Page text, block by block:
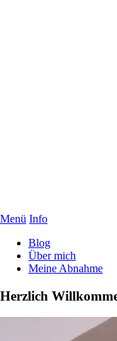
Menü Info
Blog
Über mich
Meine Abnahme
Herzlich